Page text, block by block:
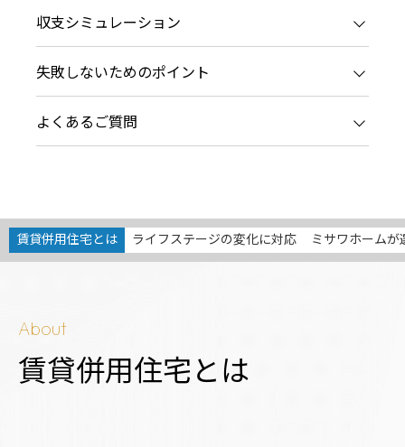
海外事業
ミサワアイデンティティ
収支シミュレーション
失敗しないためのポイント
よくあるご質問
賃貸併用住宅とは ライフステージの変化に対応 ミサワホームが
About
賃貸併用住宅とは